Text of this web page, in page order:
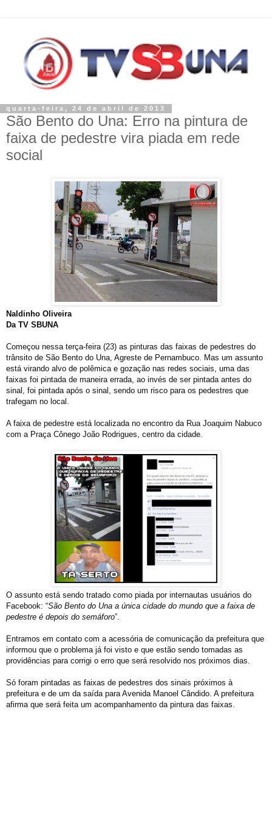
quarta-feira, 24 de abril de 2013
São Bento do Una: Erro na pintura de
faixa de pedestre vira piada em rede
social
Naldinho Oliveira
Da TV SBUNA
Começou nessa terça-feira (23) as pinturas das faixas de pedestres do
trânsito de São Bento do Una, Agreste de Pernambuco. Mas um assunto
está virando alvo de polêmica e gozação nas redes sociais, uma das
faixas foi pintada de maneira errada, ao invés de ser pintada antes do
sinal, foi pintada após o sinal, sendo um risco para os pedestres que
trafegam no local.
A faixa de pedestre está localizada no encontro da Rua Joaquim Nabuco
com a Praça Cônego João Rodrigues, centro da cidade.
O assunto está sendo tratado como piada por internautas usuários do
Facebook: “São Bento do Una a única cidade do mundo que a faixa de
pedestre é depois do semáforo”.
Entramos em contato com a acessória de comunicação da prefeitura que
informou que o problema já foi visto e que estão sendo tomadas as
providências para corrigi o erro que será resolvido nos próximos dias.
Só foram pintadas as faixas de pedestres dos sinais próximos à
prefeitura e de um da saída para Avenida Manoel Cândido. A prefeitura
afirma que será feita um acompanhamento da pintura das faixas.